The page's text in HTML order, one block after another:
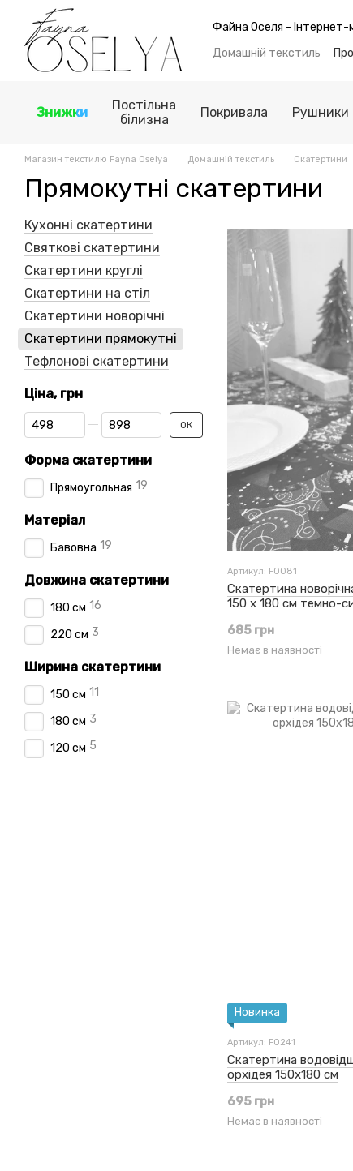
Перейти до основного контенту
Файна Оселя - Інтернет-
Домашній текстиль
Знижки
Постільна
білизна
Покривала Рушники
Магазин текстилю Fayna Oselya Домашній текстиль Скатертини
Прямокутні скатертини
Артикул: F0081
Скатертина
150 x 180 см темно-
685 грн
Немає в наявності
Новинка
Артикул: F0241
Скатертина
орхідея 150x180 см
695 грн
Немає в наявності
Кухонні скатертини
Святкові скатертини
Скатертини круглі
Скатертини на стіл
Скатертини новорічні
Скатертини прямокутні
Тефлонові скатертини
Ціна, грн
Від Ціна, грн
До Ціна, грн ОК
Форма скатертини
Прямоугольная 19
Матеріал
Бавовна 19
Довжина скатертини
180 см 16
220 см 3
Ширина скатертини
150 см 11
180 см 3
120 см 5